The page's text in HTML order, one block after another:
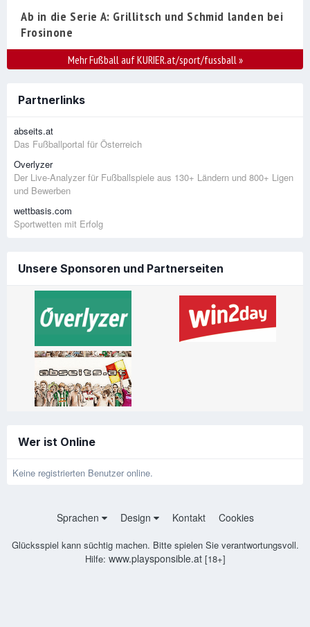
Ab in die Serie A: Grillitsch und Schmid landen bei
Frosinone
Mehr Fußball auf KURIER.at/sport/fussball»
Partnerlinks
abseits.at
Das Fußballportal für Österreich
Overlyzer
Der Live-Analyzer für Fußballspiele aus 130+ Ländern und 800+ Ligen
und Bewerben
wettbasis.com
Sportwetten mit Erfolg
Unsere Sponsoren und Partnerseiten
Wer ist Online
Keine registrierten Benutzer online.
Sprachen Design Kontakt Cookies
Glücksspiel kann süchtig machen. Bitte spielen Sie verantwortungsvoll.
Hilfe: www.playsponsible.at[18+]